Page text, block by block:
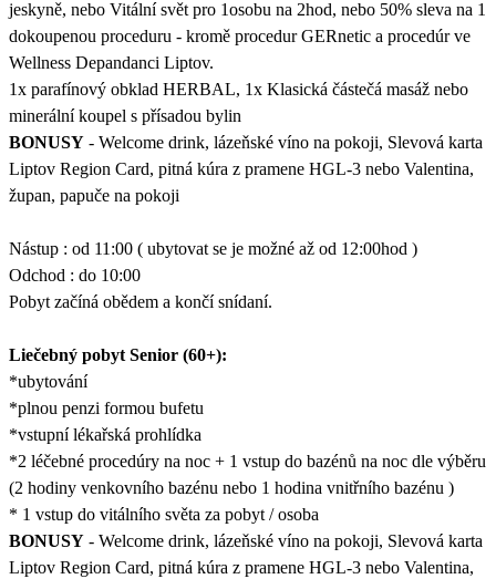
jeskyně, nebo Vitální svět pro 1osobu na 2hod, nebo 50% sleva na 1
dokoupenou proceduru - kromě procedur GERnetic a procedúr ve
Wellness Depandanci Liptov.
1x parafínový obklad HERBAL, 1x Klasická částečá masáž nebo
minerální koupel s přísadou bylin
BONUSY - Welcome drink, lázeňské víno na pokoji, Slevová karta
Liptov Region Card, pitná kúra z pramene HGL-3 nebo Valentina,
župan, papuče na pokoji
Nástup : od 11:00 ( ubytovat se je možné až od 12:00hod )
Odchod : do 10:00
Pobyt začíná obědem a končí snídaní.
Liečebný pobyt Senior (60+):
*ubytování
*plnou penzi formou bufetu
*vstupní lékařská prohlídka
*2 léčebné procedúry na noc + 1 vstup do bazénů na noc dle výběru
(2 hodiny venkovního bazénu nebo 1 hodina vnitřního bazénu )
* 1 vstup do vitálního světa za pobyt / osoba
BONUSY - Welcome drink, lázeňské víno na pokoji, Slevová karta
Liptov Region Card, pitná kúra z pramene HGL-3 nebo Valentina,